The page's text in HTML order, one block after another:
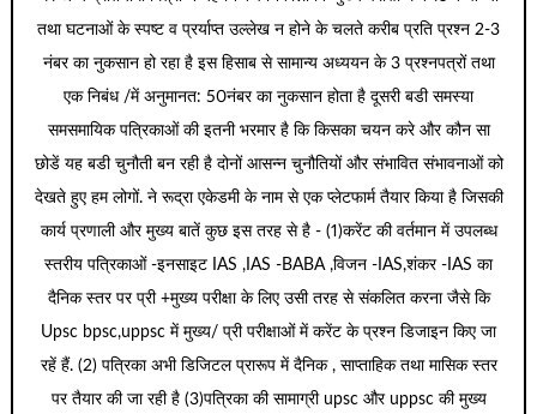
तथा घटनाओं के स्पष्ट व प्रर्याप्त उल्लेख न होने के चलते करीब प्रति प्रश्न 2-3
नंबर का नुकसान हो रहा है इस हिसाब से सामान्य अध्ययन के 3 प्रश्नपत्रों तथा
एक निबंध /में अनुमानत: 50नंबर का नुकसान होता है दूसरी बडी समस्या
समसमायिक पत्रिकाओं की इतनी भरमार है कि किसका चयन करे और कौन सा
छोडें यह बडी चुनौती बन रही है दोनों आसन्न चुनौतियों और संभावित संभावनाओं को
देखते हुए हम लोगों. ने रूद्रा एकेडमी के नाम से एक प्लेटफार्म तैयार किया है जिसकी
कार्य प्रणाली और मुख्य बातें कुछ इस तरह से है - (1)करेंट की वर्तमान में उपलब्ध
स्तरीय पत्रिकाओं -इनसाइट IAS ,IAS -BABA ,विजन -IAS,शंकर -IAS का
दैनिक स्तर पर प्री +मुख्य परीक्षा के लिए उसी तरह से संकलित करना जैसे कि
Upsc bpsc,uppsc में मुख्य/ प्री परीक्षाओं में करेंट के प्रश्न डिजाइन किए जा
रहें हैं. (2) पत्रिका अभी डिजिटल प्रारूप में दैनिक , साप्ताहिक तथा मासिक स्तर
पर तैयार की जा रही है (3)पत्रिका की सामाग्री upsc और uppsc की मुख्य